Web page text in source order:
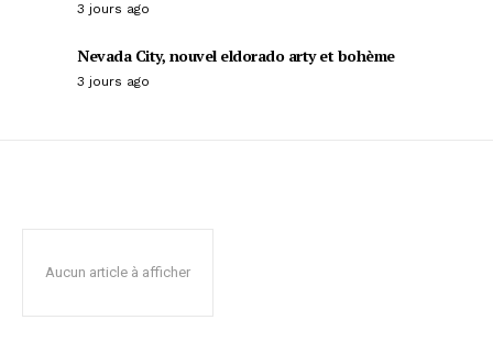
3 jours ago
Nevada City, nouvel eldorado arty et bohème
3 jours ago
Aucun article à afficher